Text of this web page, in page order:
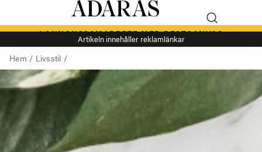
I ANNONSSAMARBETE MED BESTCANVAS
Artikeln innehåller reklamlänkar
Hem / Livsstil /